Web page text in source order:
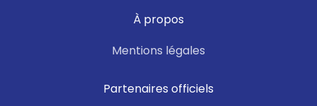
À propos
Mentions légales
Partenaires officiels